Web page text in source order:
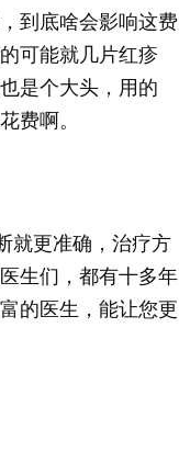
到底啥会影响这费
可能就几片红疹
是个大头，用的
费啊。
就更准确，治疗方
生们，都有十多年
的医生，能让您更